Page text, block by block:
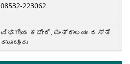
08532-223062
ವಿಭಾಗೀಯ ಕಛೇರಿ, ಮಂತ್ರಾಲಯಂ ರಸ್ತೆ
ರಾಯಚೂರು